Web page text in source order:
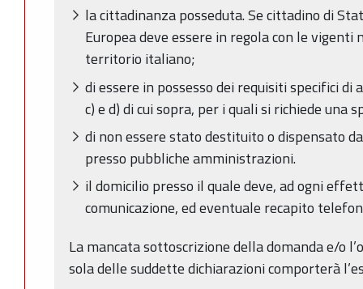
la cittadinanza posseduta. Se cittadino di
Europea deve essere in regola con le
territorio italiano;
di essere in possesso dei requisiti specifici di
c) e d) di cui sopra, per i quali si richiede una
di non essere stato destituito o dispensato
presso pubbliche amministrazioni.
il domicilio presso il quale deve, ad ogni
comunicazione, ed eventuale recapito
La mancata sottoscrizione della domanda e/o
sola delle suddette dichiarazioni comporterà